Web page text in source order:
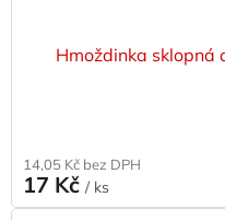
Hmoždinka sklopná
14,05 Kč bez DPH
17 Kč / ks